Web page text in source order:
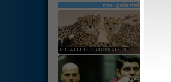
DIE WELT DER RAUBKATZEN